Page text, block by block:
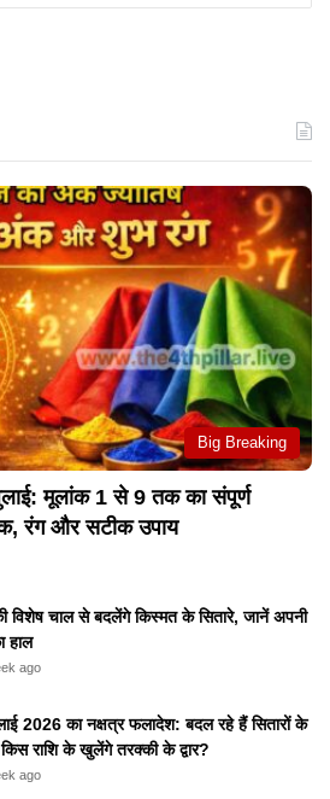
Big Breaking
मूलांक 1 से 9 तक का संपूर्ण
रंग और सटीक उपाय
विशेष चाल से बदलेंगे किस्मत के सितारे, जानें अपनी
हाल
ago
2026 का नक्षत्र फलादेश: बदल रहे हैं सितारों के
राशि के खुलेंगे तरक्की के द्वार?
ago